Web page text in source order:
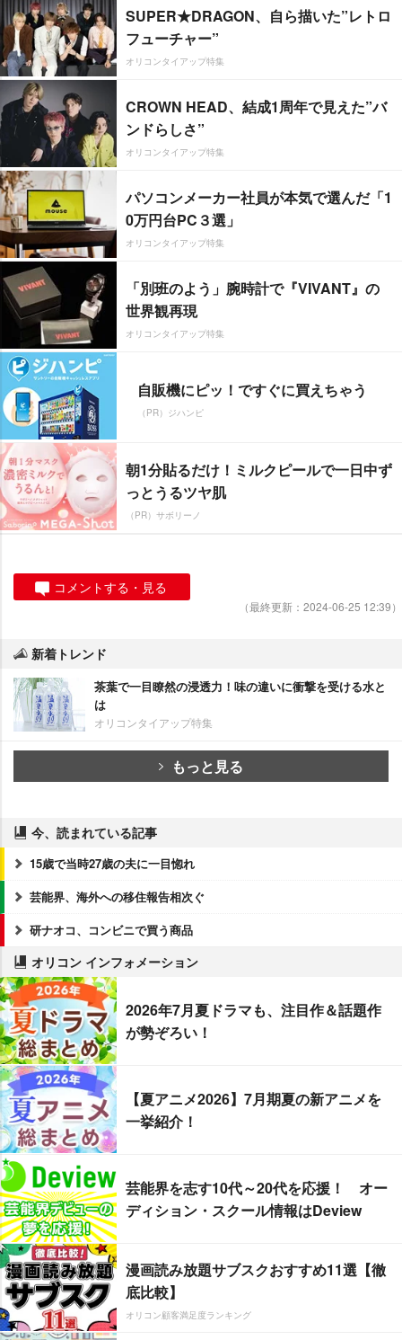
SUPER★DRAGON、自ら描いた”レトロ
フューチャー”
オリコンタイアップ特集
CROWN HEAD、結成1周年で見えた”バ
ンドらしさ”
オリコンタイアップ特集
パソコンメーカー社員が本気で選んだ「1
0万円台PC３選」
オリコンタイアップ特集
「別班のよう」腕時計で『VIVANT』の
世界観再現
オリコンタイアップ特集
自販機にピッ！ですぐに買えちゃう
（PR）ジハンピ
朝1分貼るだけ！ミルクピールで一日中ず
っとうるツヤ肌
（PR）サボリーノ
コメントする・見る
（最終更新：2024-06-25 12:39）
新着トレンド
茶葉で一目瞭然の浸透力！味の違いに衝撃を受ける水と
は
オリコンタイアップ特集
もっと見る
今、読まれている記事
15歳で当時27歳の夫に一目惚れ
芸能界、海外への移住報告相次ぐ
研ナオコ、コンビニで買う商品
オリコン インフォメーション
2026年7月夏ドラマも、注目作＆話題作
が勢ぞろい！
【夏アニメ2026】7月期夏の新アニメを
一挙紹介！
芸能界を志す10代～20代を応援！ オー
ディション・スクール情報はDeview
漫画読み放題サブスクおすすめ11選【徹
底比較】
オリコン顧客満足度ランキング